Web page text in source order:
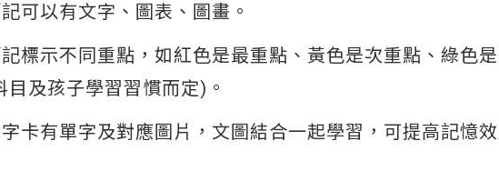
可以有文字、圖表、圖畫。
標示不同重點，如紅色是最重點、黃色是次重點、綠色
及孩子學習習慣而定)。
卡有單字及對應圖片，文圖結合一起學習，可提高記憶效